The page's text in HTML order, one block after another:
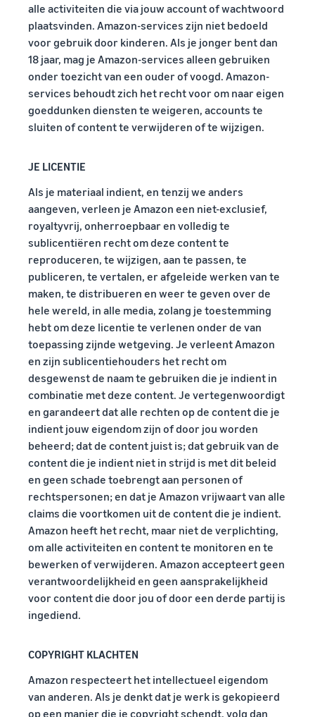
alle activiteiten die via jouw account of wachtwoord
plaatsvinden. Amazon-services zijn niet bedoeld
voor gebruik door kinderen. Als je jonger bent dan
18 jaar, mag je Amazon-services alleen gebruiken
onder toezicht van een ouder of voogd. Amazon-
services behoudt zich het recht voor om naar eigen
goeddunken diensten te weigeren, accounts te
sluiten of content te verwijderen of te wijzigen.
JE LICENTIE
Als je materiaal indient, en tenzij we anders
aangeven, verleen je Amazon een niet-exclusief,
royaltyvrij, onherroepbaar en volledig te
sublicentiëren recht om deze content te
reproduceren, te wijzigen, aan te passen, te
publiceren, te vertalen, er afgeleide werken van te
maken, te distribueren en weer te geven over de
hele wereld, in alle media, zolang je toestemming
hebt om deze licentie te verlenen onder de van
toepassing zijnde wetgeving. Je verleent Amazon
en zijn sublicentiehouders het recht om
desgewenst de naam te gebruiken die je indient in
combinatie met deze content. Je vertegenwoordigt
en garandeert dat alle rechten op de content die je
indient jouw eigendom zijn of door jou worden
beheerd; dat de content juist is; dat gebruik van de
content die je indient niet in strijd is met dit beleid
en geen schade toebrengt aan personen of
rechtspersonen; en dat je Amazon vrijwaart van alle
claims die voortkomen uit de content die je indient.
Amazon heeft het recht, maar niet de verplichting,
om alle activiteiten en content te monitoren en te
bewerken of verwijderen. Amazon accepteert geen
verantwoordelijkheid en geen aansprakelijkheid
voor content die door jou of door een derde partij is
ingediend.
COPYRIGHT KLACHTEN
Amazon respecteert het intellectueel eigendom
van anderen. Als je denkt dat je werk is gekopieerd
op een manier die je copyright schendt, volg dan